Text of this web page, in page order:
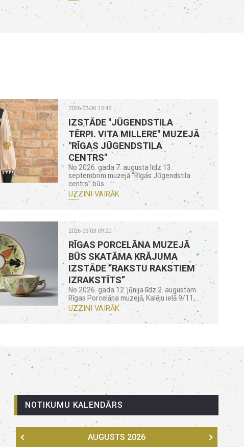
2026-07-30 13:45
IZSTĀDE "JŪGENDSTILA
TĒRPI. VITA MILLERE" MUZEJĀ
"RĪGAS JŪGENDSTILA
CENTRS"
No 2026. gada 7. augusta līdz 13.
septembrim muzejā “Rīgas Jūgendstila
centrs” būs...
UZZINI VAIRĀK
2026-06-03 09:20
RĪGAS PORCELĀNA MUZEJĀ
BŪS SKATĀMA KRĀJUMA
IZSTĀDE “RAKSTU RAKSTIEM
IZRAKSTĪTS”
No 2026. gada 12. jūnija līdz 2. augustam
Rīgas Porcelāna muzejā, Kalēju ielā 9/11,...
UZZINI VAIRĀK
NOTIKUMU KALENDĀRS
AUGUSTS 2026